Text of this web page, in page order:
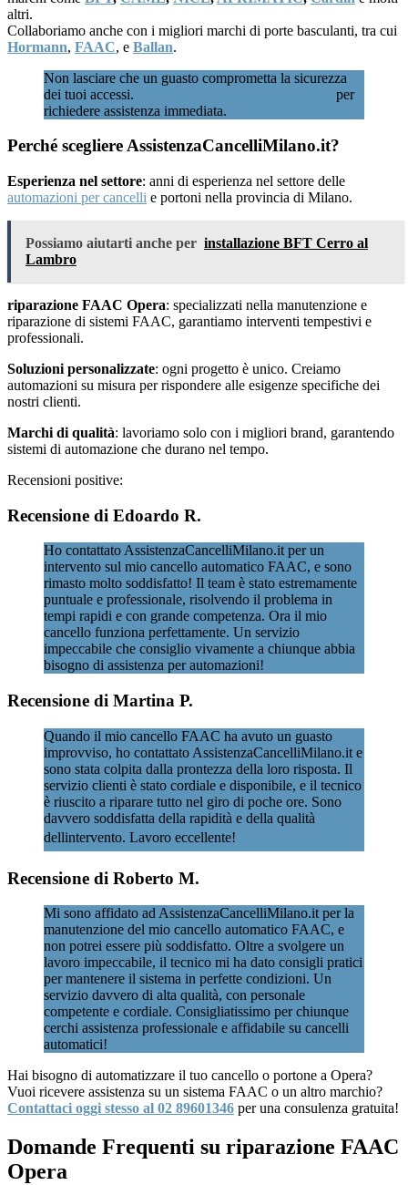
altri.
Collaboriamo anche con i migliori marchi di porte basculanti, tra cui
Hormann, FAAC, e Ballan.
Non lasciare che un guasto comprometta la sicurezza
dei tuoi accessi.
per
richiedere assistenza immediata.
Perché scegliere AssistenzaCancelliMilano.it?
Esperienza nel settore: anni di esperienza nel settore delle
automazioni per cancelli e portoni nella provincia di Milano.
Possiamo aiutarti anche per installazione BFT Cerro al
Lambro
riparazione FAAC Opera: specializzati nella manutenzione e
riparazione di sistemi FAAC, garantiamo interventi tempestivi e
professionali.
Soluzioni personalizzate: ogni progetto è unico. Creiamo
automazioni su misura per rispondere alle esigenze specifiche dei
nostri clienti.
Marchi di qualità: lavoriamo solo con i migliori brand, garantendo
sistemi di automazione che durano nel tempo.
Recensioni positive:
Recensione di Edoardo R.
Ho contattato AssistenzaCancelliMilano.it per un
intervento sul mio cancello automatico FAAC, e sono
rimasto molto soddisfatto! Il team è stato estremamente
puntuale e professionale, risolvendo il problema in
tempi rapidi e con grande competenza. Ora il mio
cancello funziona perfettamente. Un servizio
impeccabile che consiglio vivamente a chiunque abbia
bisogno di assistenza per automazioni!
Recensione di Martina P.
Quando il mio cancello FAAC ha avuto un guasto
improvviso, ho contattato AssistenzaCancelliMilano.it e
sono stata colpita dalla prontezza della loro risposta. Il
servizio clienti è stato cordiale e disponibile, e il tecnico
è riuscito a riparare tutto nel giro di poche ore. Sono
davvero soddisfatta della rapidità e della qualità
dellintervento. Lavoro eccellente!
Recensione di Roberto M.
Mi sono affidato ad AssistenzaCancelliMilano.it per la
manutenzione del mio cancello automatico FAAC, e
non potrei essere più soddisfatto. Oltre a svolgere un
lavoro impeccabile, il tecnico mi ha dato consigli pratici
per mantenere il sistema in perfette condizioni. Un
servizio davvero di alta qualità, con personale
competente e cordiale. Consigliatissimo per chiunque
cerchi assistenza professionale e affidabile su cancelli
automatici!
Hai bisogno di automatizzare il tuo cancello o portone a Opera?
Vuoi ricevere assistenza su un sistema FAAC o un altro marchio?
Contattaci oggi stesso al 02 89601346 per una consulenza gratuita!
Domande Frequenti su riparazione FAAC
Opera